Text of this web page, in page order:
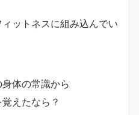
ットネスに組み込んでい
体の常識から
えたなら？